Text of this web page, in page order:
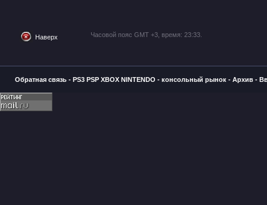
Наверх Часовой пояс GMT +3, время: 23:33
Обратная связь - PS3 PSP XBOX NINTENDO - консольный рынок - Архив -